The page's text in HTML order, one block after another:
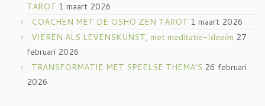
TAROT 1 maart 2026
COACHEN MET DE OSHO ZEN TAROT 1 maart 2026
VIEREN ALS LEVENSKUNST, met meditatie-Ideeën 27
februari 2026
TRANSFORMATIE MET SPEELSE THEMA’S 26 februari
2026